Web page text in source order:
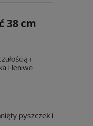
38 cm
i
i leniwe
pyszczek i